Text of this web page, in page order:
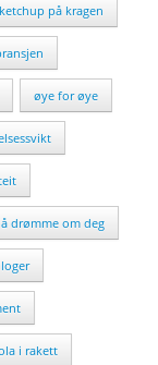
ketchup på kragen
øye for øye
drømme om deg
i rakett